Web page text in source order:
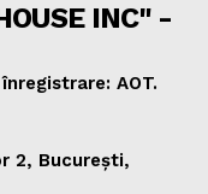
INC" -
AOT.
2, București,